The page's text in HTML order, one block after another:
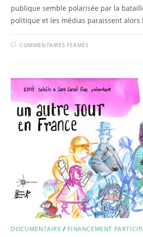
publique semble polarisée par la
politique et les médias paraissent
COMMENTAIRES FERMÉSSUR
FRANCE
DOCUMENTAIRE / FINANCEMENT